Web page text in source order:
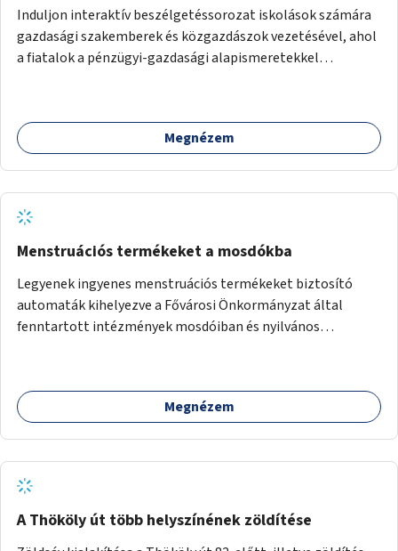
Induljon interaktív beszélgetéssorozat iskolások számára
gazdasági szakemberek és közgazdászok vezetésével, ahol
a fiatalok a pénzügyi-gazdasági alapismeretekkel
számára, önkormányzati intézményben vagy külső
helyszínen iskolai együttműködéssel. A szervezést az
gyerekek bevonására is. A program pilot jelleggel indulna,
több korosztály számára.
Megnézem
Menstruációs termékeket a mosdókba
Legyenek ingyenes menstruációs termékeket biztosító
automaták kihelyezve a Fővárosi Önkormányzat által
fenntartott intézmények mosdóiban és nyilvános
Megnézem
A Thököly út több helyszínének zöldítése